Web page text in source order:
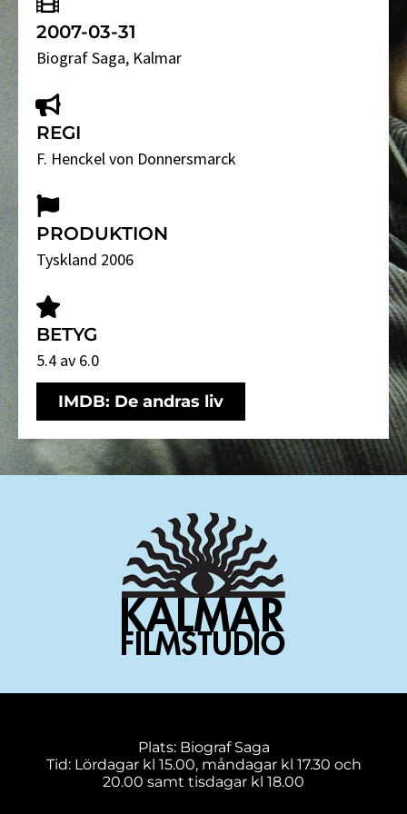
2007-03-31
Biograf Saga, Kalmar
REGI
F. Henckel von Donnersmarck
PRODUKTION
Tyskland 2006
BETYG
5.4 av 6.0
IMDB: De andras liv
Plats: Biograf Saga
Tid: Lördagar kl 15.00, måndagar kl 17.30 och
20.00 samt tisdagar kl 18.00